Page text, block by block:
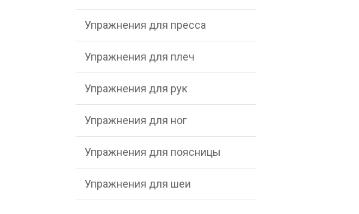
Упражнения для пресса
Упражнения для плеч
Упражнения для рук
Упражнения для ног
Упражнения для поясницы
Упражнения для шеи